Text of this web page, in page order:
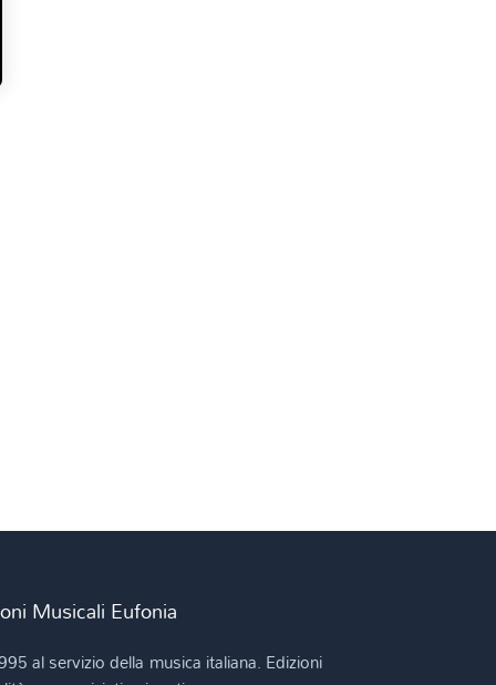
Musicali Eufonia
al servizio della musica italiana. Edizioni